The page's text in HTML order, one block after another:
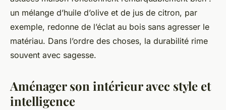
un mélange d’huile d’olive et de jus de citron, par
exemple, redonne de l’éclat au bois sans agresser le
matériau. Dans l’ordre des choses, la durabilité rime
souvent avec sagesse.
Aménager son intérieur avec style et
intelligence